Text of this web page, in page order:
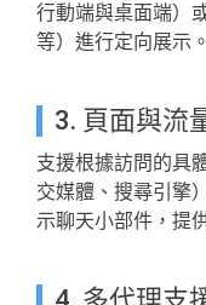
行動端與桌面端）
等）進行定向展示。
3. 頁面與流
支援根據訪問的具
交媒體、搜尋引擎
示聊天小部件，提